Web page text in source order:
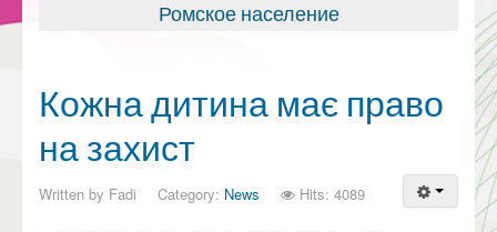
Контакти
Партнери
працівники
Політики та процедури
Ромское население
Кожна дитина має право
на захист
Written by Fadi Category: News Hits: 4089